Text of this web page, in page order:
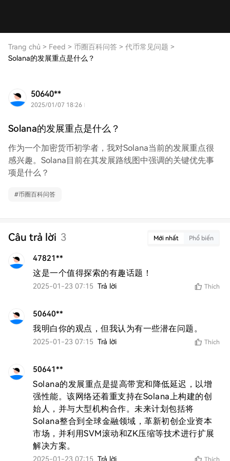
Trang chủ > Feed > 币圈百科问答 > 代币常见问题 >
Solana的发展重点是什么？
50640**
2025/01/07 18:26
Solana的发展重点是什么？
作为一个加密货币初学者，我对Solana当前的发展重点很
感兴趣。Solana目前在其发展路线图中强调的关键优先事
项是什么？
#币圈百科问答
Câu trả lời 3 Mới nhất Phổ biến
47821**
这是一个值得探索的有趣话题！
2025-01-23 07:15 Trả lời Thích
50640**
我明白你的观点，但我认为有一些潜在问题。
2025-01-23 07:15 Trả lời Thích
50641**
Solana的发展重点是提高带宽和降低延迟，以增
强性能。该网络还着重支持在Solana上构建的创
始人，并与大型机构合作。未来计划包括将
Solana整合到全球金融领域，革新初创企业资本
市场，并利用SVM滚动和ZK压缩等技术进行扩展
解决方案。
2025-01-23 07:15 Trả lời Thích